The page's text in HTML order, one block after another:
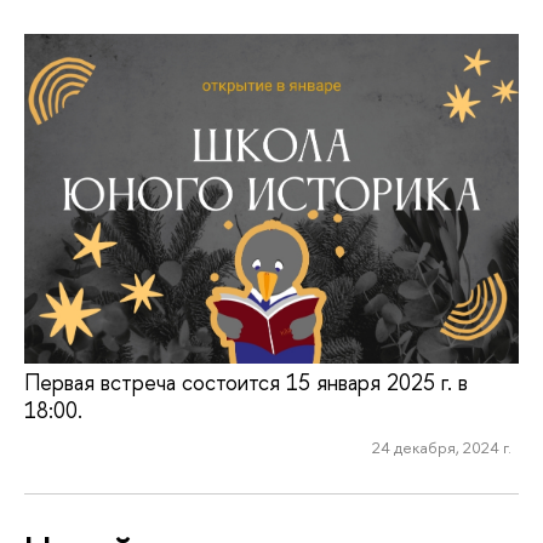
Первая встреча состоится 15 января 2025 г. в
18:00.
24 декабря, 2024 г.